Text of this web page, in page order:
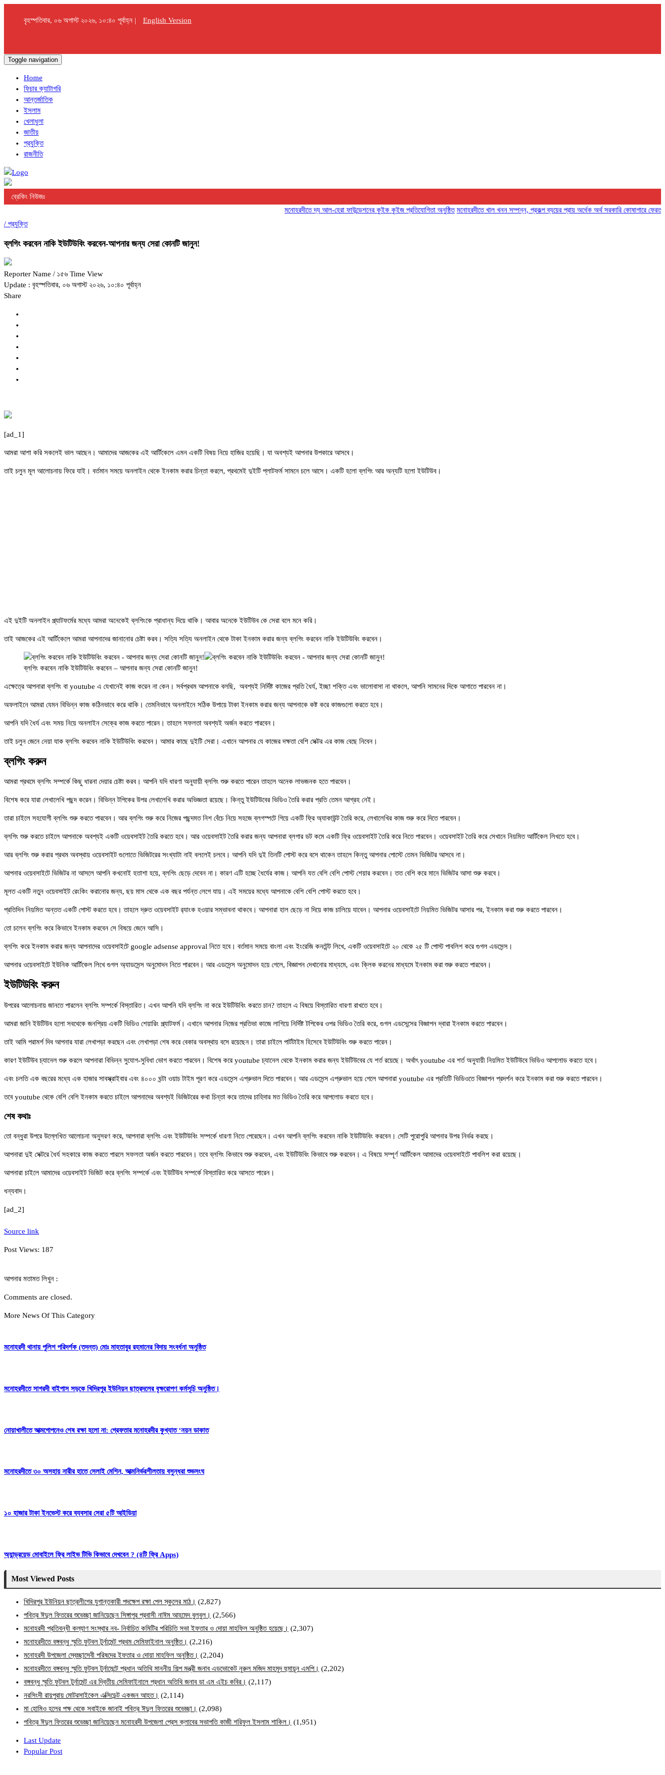
বৃহস্পতিবার, ০৬ অগাস্ট ২০২৬, ১০:৪০ পূর্বাহ্ন | English Version
Toggle navigation
Home
ফিচার ক্যাটাগরি
আন্তর্জাতিক
ইসলাম
খেলাধুলা
জাতীয়
প্রযুক্তি
রাজনীতি
ব্রেকিং নিউজঃ
মনোহরদীতে দ্য আল-হেরা ফাউন্ডেশনের কুইক কুইজ প্রতিযোগিতা অনুষ্ঠিত মনোহরদীতে খাল খনন সম্পন্ন, প্রকল্প ব্যয়ের প্রায় অর্ধেক অর্থ সরকারি কোষাগারে ফেরত দিলেন
/ প্রযুক্তি
ব্লগিং করবেন নাকি ইউটিউবিং করবেন-আপনার জন্য সেরা কোনটি জানুন!
Reporter Name / ১৫৬ Time View
Update : বৃহস্পতিবার, ০৬ অগাস্ট ২০২৬, ১০:৪০ পূর্বাহ্ন
Share
[ad_1]
আমরা আশা করি সকলেই ভাল আছেন। আমাদের আজকের এই আর্টিকেলে এমন একটি বিষয় নিয়ে হাজির হয়েছি। যা অবশ্যই আপনার উপকারে আসবে।
তাই চলুন মূল আলোচনায় ফিরে যাই। বর্তমান সময়ে অনলাইন থেকে ইনকাম করার চিন্তা করলে, প্রথমেই দুইটি প্লাটফর্ম সামনে চলে আসে। একটি হলো ব্লগিং আর অন্যটি হলো ইউটিউব।
এই দুইটি অনলাইন প্ল্যাটফর্মের মধ্যে আমরা অনেকেই ব্লগিংকে প্রাধান্য দিয়ে থাকি। আবার অনেকে ইউটিউব কে সেরা বলে মনে করি।
তাই আজকের এই আর্টিকেলে আমরা আপনাদের জানানোর চেষ্টা করব। সত্যি সত্যি অনলাইন থেকে টাকা ইনকাম করার জন্য ব্লগিং করবেন নাকি ইউটিউবিং করবেন।
ব্লগিং করবেন নাকি ইউটিউবিং করবেন – আপনার জন্য সেরা কোনটি জানুন!
এক্ষেত্রে আপনারা ব্লগিং বা youtube এ যেখানেই কাজ করেন না কেন। সর্বপ্রথম আপনাকে বলছি, অবশ্যই নির্দিষ্ট কাজের প্রতি ধৈর্য, ইচ্ছা শক্তি এবং ভালোবাসা না থাকলে, আপনি সামনের দিকে আগাতে পারবেন না।
অফলাইনে আমরা যেমন বিভিন্ন কাজ কঠিনভাবে করে থাকি। তেমনিভাবে অনলাইনে সঠিক উপায়ে টাকা ইনকাম করার জন্য আপনাকে কষ্ট করে কাজগুলো করতে হবে।
আপনি যদি ধৈর্য এবং সময় নিয়ে অনলাইন সেক্রে কাজ করতে পারেন। তাহলে সফলতা অবশ্যই অর্জন করতে পারবেন।
তাই চলুন জেনে নেয়া যাক ব্লগিং করবেন নাকি ইউটিউবিং করবেন। আমার কাছে দুইটি সেরা। এখানে আপনার যে কাজের দক্ষতা বেশি সেক্টর এর কাজ বেছে নিবেন।
ব্লগিং করুন
আমরা প্রথমে ব্লগিং সম্পর্কে কিছু ধারনা দেয়ার চেষ্টা করব। আপনি যদি ধারণা অনুযায়ী ব্লগিং শুরু করতে পারেন তাহলে অনেক লাভজনক হতে পারবেন।
বিশেষ করে যারা লেখালেখি পছন্দ করেন। বিভিন্ন টপিকের উপর লেখালেখি করার অভিজ্ঞতা রয়েছে। কিন্তু ইউটিউবের ভিডিও তৈরি করার প্রতি তেমন আগ্রহ নেই।
তারা চাইলে সহযোগী ব্লগিং শুরু করতে পারবেন। আর ব্লগিং শুরু করে নিজের পছন্দমত নিশ বেঁচে নিয়ে সহজে ব্লগস্পটে গিয়ে একটি ফ্রি অ্যাকাউন্ট তৈরি করে, লেখালেখির কাজ শুরু করে দিতে পারবেন।
ব্লগিং শুরু করতে চাইলে আপনাকে অবশ্যই একটি ওয়েবসাইট তৈরি করতে হবে। আর ওয়েবসাইট তৈরি করার জন্য আপনারা ব্লগার ডট কমে একটি ফ্রি ওয়েবসাইট তৈরি করে নিতে পারবেন। ওয়েবসাইট তৈরি করে সেখানে নিয়মিত আর্টিকেল লিখতে হবে।
আর ব্লগিং শুরু করার প্রথম অবস্থায় ওয়েবসাইট গুলোতে ভিজিটরের সংখ্যাটা নাই বললেই চলবে। আপনি যদি দুই তিনটি পোস্ট করে বসে থাকেন তাহলে কিন্তু আপনার পোস্টে তেমন ভিজিটর আসবে না।
আপনার ওয়েবসাইটে ভিজিটর না আসলে আপনি কখনোই হতাশা হয়ে, ব্লগিং ছেড়ে দেবেন না। কারণ এটি হচ্ছে ধৈর্যের কাজ। আপনি যত বেশি বেশি পোস্ট শেয়ার করবেন। তত বেশি করে মানে ভিজিটর আসা শুরু করবে।
মূলত একটি নতুন ওয়েবসাইট রেংকিং করানোর জন্য, ছয় মাস থেকে এক বছর পর্যন্ত লেগে যায়। এই সময়ের মধ্যে আপনাকে বেশি বেশি পোস্ট করতে হবে।
প্রতিদিন নিয়মিত অন্তত একটি পোস্ট করতে হবে। তাহলে দ্রুত ওয়েবসাইট র‌্যাংক হওয়ার সম্ভাবনা থাকবে। আপনারা হাল ছেড়ে না দিয়ে কাজ চালিয়ে যাবেন। আপনার ওয়েবসাইটে নিয়মিত ভিজিটর আসার পর, ইনকাম করা শুরু করতে পারবেন।
তো চলেন ব্লগিং করে কিভাবে ইনকাম করবেন সে বিষয়ে জেনে আসি।
ব্লগিং করে ইনকাম করার জন্য আপনাদের ওয়েবসাইটে google adsense approval নিতে হবে। বর্তমান সময়ে বাংলা এবং ইংরেজি কনটেন্ট লিখে, একটি ওয়েবসাইটে ২০ থেকে ২৫ টি পোস্ট পাবলিশ করে গুগল এডসেন্স।
আপনার ওয়েবসাইটে ইউনিক আর্টিকেল লিখে গুগল অ্যাডসেন্স অনুমোদন নিতে পারবেন। আর এডসেন্স অনুমোদন হয়ে গেলে, বিজ্ঞাপন দেখানোর মাধ্যমে, এবং ক্লিক করনের মাধ্যমে ইনকাম করা শুরু করতে পারবেন।
ইউটিউবিং করুন
উপরের আলোচনায় জানতে পারলেন ব্লগিং সম্পর্কে বিস্তারিত। এখন আপনি যদি ব্লগিং না করে ইউটিউবিং করতে চান? তাহলে এ বিষয়ে বিস্তারিত ধারণা রাখতে হবে।
আমরা জানি ইউটিউব হলো সবথেকে জনপ্রিয় একটি ভিডিও শেয়ারিং প্ল্যাটফর্ম। এখানে আপনার নিজের প্রতিভা কাজে লাগিয়ে নির্দিষ্ট টপিকের ওপর ভিডিও তৈরি করে, গুগল এডসেন্সের বিজ্ঞাপন দ্বারা ইনকাম করতে পারবেন।
তাই আমি পরামর্শ দিব আপনার যারা লেখাপড়া করছেন এবং লেখাপড়া শেষ করে বেকার অবস্থায় বসে রয়েছেন। তারা চাইলে পার্টটাইম হিসেবে ইউটিউবিং শুরু করতে পারেন।
কারণ ইউটিউব চ্যানেল শুরু করলে আপনারা বিভিন্ন সুযোগ-সুবিধা ভোগ করতে পারবেন। বিশেষ করে youtube চ্যানেল থেকে ইনকাম করার জন্য ইউটিউবের যে শর্ত রয়েছে। অর্থাৎ youtube এর শর্ত অনুযায়ী নিয়মিত ইউটিউবে ভিডিও আপলোড করতে হবে।
এবং চলতি এক বছরের মধ্যে এক হাজার সাবস্ক্রাইবার এবং ৪০০০ ঘন্টা ওয়াচ টাইম পূরণ করে এডসেন্স এপ্রুভাল দিতে পারবেন। আর এডসেন্স এপ্রুভাল হয়ে গেলে আপনারা youtube এর প্রতিটি ভিডিওতে বিজ্ঞাপন প্রদর্শন করে ইনকাম করা শুরু করতে পারবেন।
তবে youtube থেকে বেশি বেশি ইনকাম করতে চাইলে আপনাদের অবশ্যই ভিজিটরের কথা চিন্তা করে তাদের চাহিদার মত ভিডিও তৈরি করে আপলোড করতে হবে।
শেষ কথাঃ
তো বন্ধুরা উপরে উল্লেখিত আলোচনা অনুসরণ করে, আপনারা ব্লগিং এবং ইউটিউবিং সম্পর্কে ধারণা নিতে পেরেছেন। এখন আপনি ব্লগিং করবেন নাকি ইউটিউবিং করবেন। সেটি পুরোপুরি আপনার উপর নির্ভর করছে।
আপনারা দুই সেক্টরে ধৈর্য সহকারে কাজ করতে পারলে সফলতা অর্জন করতে পারবেন। তবে ব্লগিং কিভাবে শুরু করবেন, এবং ইউটিউবিং কিভাবে শুরু করবেন। এ বিষয়ে সম্পূর্ণ আর্টিকেল আমাদের ওয়েবসাইটে পাবলিশ করা রয়েছে।
আপনারা চাইলে আমাদের ওয়েবসাইট ভিজিট করে ব্লগিং সম্পর্কে এবং ইউটিউব সম্পর্কে বিস্তারিত করে আসতে পারেন।
ধন্যবাদ।
[ad_2]
Source link
Post Views: 187
আপনার মতামত লিখুন :
Comments are closed.
More News Of This Category
মনোহরদী থানায় পুলিশ পরিদর্শক (তদন্ত) মোঃ মাহতাবুর রহমানের বিদায় সংবর্ধনা অনুষ্ঠিত
মনোহরদীতে সাগরদী বাইপাস সড়কে খিদিরপুর ইউনিয়ন ছাত্রদলের বৃক্ষরোপণ কর্মসূচি অনুষ্ঠিত।
নোয়াখালীতে আত্মগোপনেও শেষ রক্ষা হলো না: গ্রেফতার মনোহরদীর কুখ্যাত ‘নয়ন ডাকাত
মনোহরদীতে ৩০ অসহায় নারীর হাতে সেলাই মেশিন, আত্মনির্ভরশীলতায় বসুন্ধরা শুভসংঘ
১০ হাজার টাকা ইনভেস্ট করে ব্যবসার সেরা ৫টি আইডিয়া
অ্যান্ড্রয়েড মোবাইলে ফ্রি লাইভ টিভি কিভাবে দেখবেন ? (৪টি ফ্রি Apps)
Most Viewed Posts
খিদিরপুর ইউনিয়ন ছাত্রলীগের যুগান্তকারী পদক্ষেপ রক্ষা পেল স্কুলের মাঠ। (2,827)
পবিত্র ঈদুল ফিতরের শুভেচ্ছা জানিয়েছেন সিঙ্গাপুর প্রবাসী নাঈম আহমেদ বুলবুল। (2,566)
মনোহরদী প্রতিবন্ধী কল্যাণ সংস্থার নব- নির্বাচিত কমিটির পরিচিতি সভা ইফতার ও দোয়া মাহফিল অনুষ্ঠিত হয়েছে। (2,307)
মনোহরদীতে বঙ্গবন্ধু স্মৃতি ফুটবল টুর্নামেন্ট প্রথম সেমিফাইনাল অনুষ্ঠিত। (2,216)
মনোহরদী উপজেলা স্বেচ্ছাসেবী পরিষদের ইফতার ও দোয়া মাহফিল অনুষ্ঠিত। (2,204)
মনোহরদীতে বঙ্গবন্ধু স্মৃতি ফুটবল টুর্নামেন্টে প্রধান অতিথি মাননীয় শিল্প মন্ত্রী জনাব এডভোকেট নুরুল মজিদ মাহমুদ হুমায়ূন এমপি। (2,202)
বঙ্গবন্ধু স্মৃতি ফুটবল টুর্নামেন্ট এর দ্বিতীয় সেমিফাইনালে প্রধান অতিথি জনাব ডা এম এইচ কবির। (2,117)
নরসিংদী রায়পুরায় মোটরসাইকেল এক্সিডেন্ট একজন আহত। (2,114)
মা হোমিও হলের পক্ষ থেকে সবাইকে জানাই পবিত্র ঈদুল ফিতরের শুভেচ্ছা। (2,098)
পবিত্র ঈদুল ফিতরের শুভেচ্ছা জানিয়েছেন মনোহরদী উপজেলা প্রেস ক্লাবের সভাপতি কাজী শরিফুল ইসলাম শাকিল। (1,951)
Last Update
Popular Post